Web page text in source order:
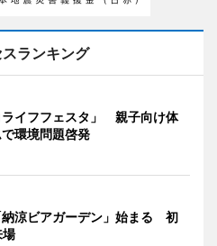
ランキング
ライフフェスタ」 親子向け体
環境問題啓発
納涼ビアガーデン」始まる 初